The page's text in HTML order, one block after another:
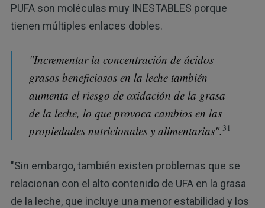
PUFA son moléculas muy INESTABLES porque
tienen múltiples enlaces dobles.
"Incrementar la concentración de ácidos
grasos beneficiosos en la leche también
aumenta el riesgo de oxidación de la grasa
de la leche, lo que provoca cambios en las
propiedades nutricionales y alimentarias".31
"Sin embargo, también existen problemas que se
relacionan con el alto contenido de UFA en la grasa
de la leche, que incluye una menor estabilidad y los